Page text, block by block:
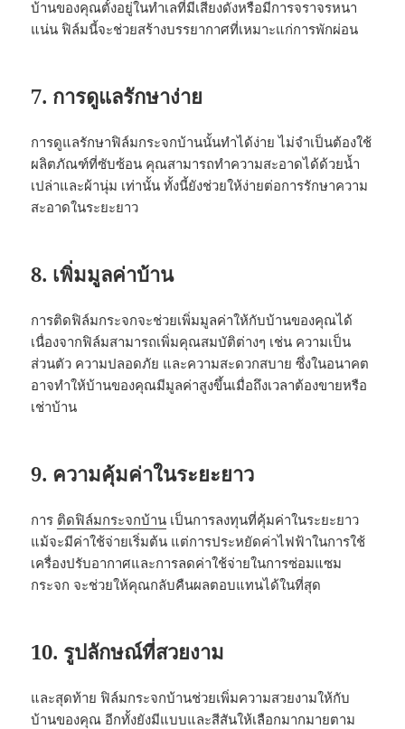
บ้านของคุณตั้งอยู่ในทำเลที่มีเสียงดังหรือมีการจราจรหนา
แน่น ฟิล์มนี้จะช่วยสร้างบรรยากาศที่เหมาะแก่การพักผ่อน
7. การดูแลรักษาง่าย
การดูแลรักษาฟิล์มกระจกบ้านนั้นทำได้ง่าย ไม่จำเป็นต้องใช้
ผลิตภัณฑ์ที่ซับซ้อน คุณสามารถทำความสะอาดได้ด้วยน้ำ
เปล่าและผ้านุ่ม เท่านั้น ทั้งนี้ยังช่วยให้ง่ายต่อการรักษาความ
สะอาดในระยะยาว
8. เพิ่มมูลค่าบ้าน
การติดฟิล์มกระจกจะช่วยเพิ่มมูลค่าให้กับบ้านของคุณได้
เนื่องจากฟิล์มสามารถเพิ่มคุณสมบัติต่างๆ เช่น ความเป็น
ส่วนตัว ความปลอดภัย และความสะดวกสบาย ซึ่งในอนาคต
อาจทำให้บ้านของคุณมีมูลค่าสูงขึ้นเมื่อถึงเวลาต้องขายหรือ
เช่าบ้าน
9. ความคุ้มค่าในระยะยาว
การ ติดฟิล์มกระจกบ้าน เป็นการลงทุนที่คุ้มค่าในระยะยาว
แม้จะมีค่าใช้จ่ายเริ่มต้น แต่การประหยัดค่าไฟฟ้าในการใช้
เครื่องปรับอากาศและการลดค่าใช้จ่ายในการซ่อมแซม
กระจก จะช่วยให้คุณกลับคืนผลตอบแทนได้ในที่สุด
10. รูปลักษณ์ที่สวยงาม
และสุดท้าย ฟิล์มกระจกบ้านช่วยเพิ่มความสวยงามให้กับ
บ้านของคุณ อีกทั้งยังมีแบบและสีสันให้เลือกมากมายตาม